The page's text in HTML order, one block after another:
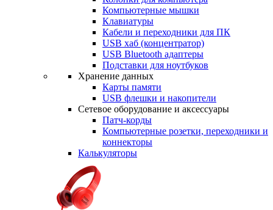
Компьютерные мышки
Клавиатуры
Кабели и переходники для ПК
USB хаб (концентратор)
USB Bluetooth адаптеры
Подставки для ноутбуков
Хранение данных
Карты памяти
USB флешки и накопители
Сетевое оборудование и аксессуары
Патч-корды
Компьютерные розетки, переходники и
коннекторы
Калькуляторы